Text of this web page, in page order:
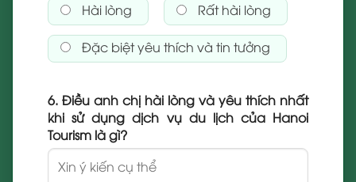
Hài lòng Rất hài lòng
Đặc biệt yêu thích và tin tưởng
6. Điều anh chị hài lòng và yêu thích nhất
khi sử dụng dịch vụ du lịch của Hanoi
Tourism là gì?